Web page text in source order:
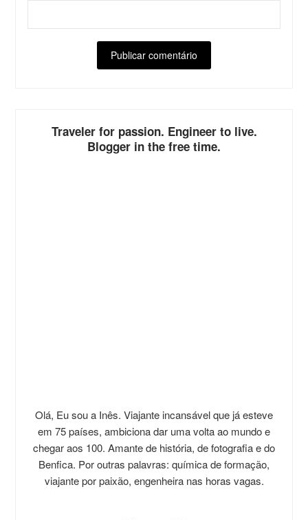
Traveler for passion. Engineer to live.
Blogger in the free time.
Olá, Eu sou a Inês. Viajante incansável que já esteve
em 75 países, ambiciona dar uma volta ao mundo e
chegar aos 100. Amante de história, de fotografia e do
Benfica. Por outras palavras: química de formação,
viajante por paixão, engenheira nas horas vagas.